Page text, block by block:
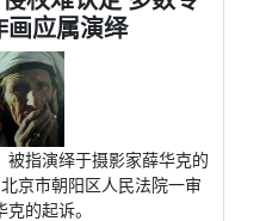
画应属演绎
被指演绎于摄影家薛华克的
京市朝阳区人民法院一审
的起诉。